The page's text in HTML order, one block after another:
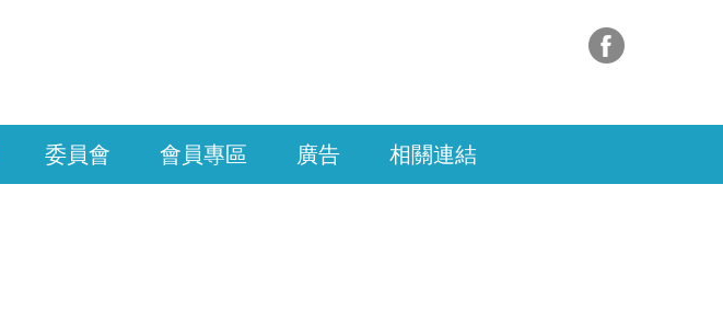
委員會 會員專區 廣告 相關連結